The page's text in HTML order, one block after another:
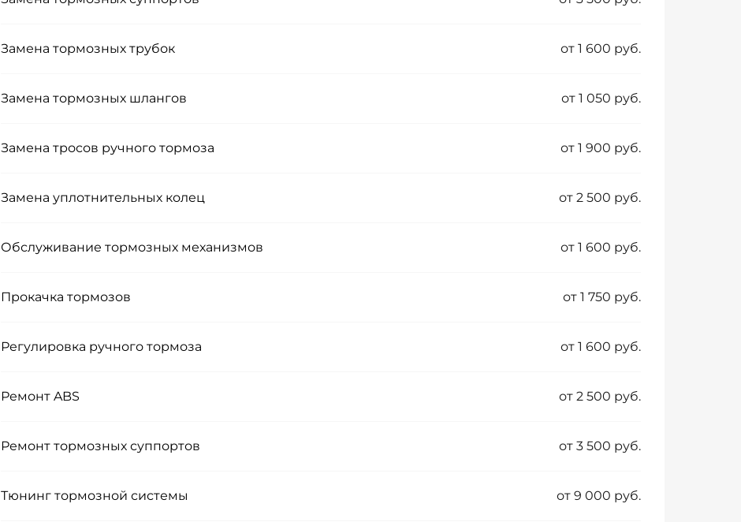
Замена тормозных трубок от 1 600 руб.
Замена тормозных шлангов от 1 050 руб.
Замена тросов ручного тормоза от 1 900 руб.
Замена уплотнительных колец от 2 500 руб.
Обслуживание тормозных механизмов от 1 600 руб.
Прокачка тормозов от 1 750 руб.
Регулировка ручного тормоза от 1 600 руб.
Ремонт ABS от 2 500 руб.
Ремонт тормозных суппортов от 3 500 руб.
Тюнинг тормозной системы от 9 000 руб.